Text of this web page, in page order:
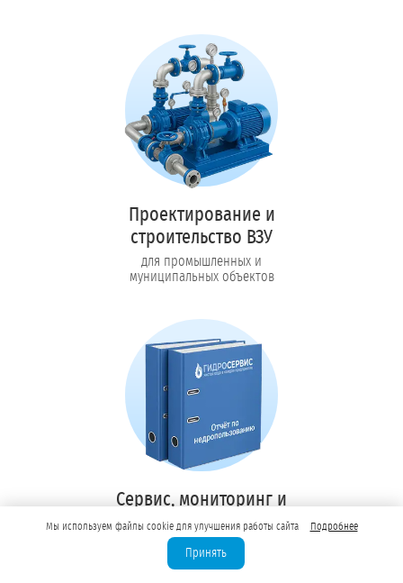
Проектирование и
строительство ВЗУ
для промышленных и
муниципальных объектов
Сервис, мониторинг и
отчётность 1 год
в подарок при
оформлении лицензии
Мы используем файлы cookie для улучшения работы сайта Подробнее
Принять